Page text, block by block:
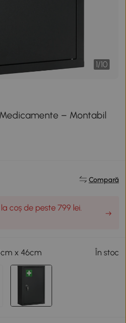
1/10
– Montabil
Compară
coș de peste 799 lei.
x 46cm În stoc